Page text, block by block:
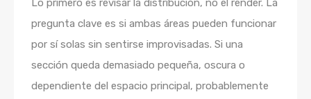
Lo primero es revisar la distribución, no el render. La
pregunta clave es si ambas áreas pueden funcionar
por sí solas sin sentirse improvisadas. Si una
sección queda demasiado pequeña, oscura o
dependiente del espacio principal, probablemente